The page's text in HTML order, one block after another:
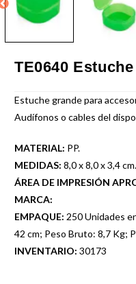
TE0640
Estuche grande para
Audífonos o cables del
MATERIAL: PP.
MEDIDAS: 8,0 x 8,0 x 3,4 cm.
ÁREA DE IMPRESIÓN
MARCA:
EMPAQUE: 250 Unidades
42 cm; Peso Bruto: 8,7 Kg;
INVENTARIO: 30173